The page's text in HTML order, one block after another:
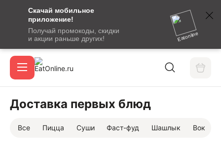
Скачай мобильное
приложение!
Получай промокоды, скидки
и акции раньше других!
Eatonline
сообщение
кодом
подтверждения
Акции
Доставка первых блюд
Все Пицца Суши Фаст-фуд Шашлык Вок